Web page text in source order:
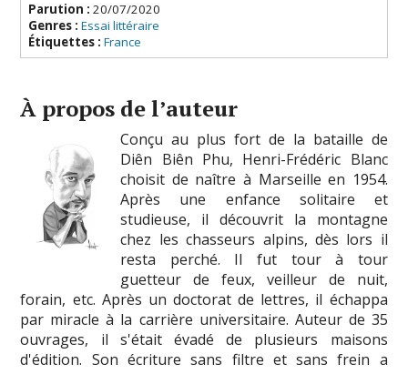
Parution : 20/07/2020
Genres : Essai littéraire
Étiquettes : France
À propos de l’auteur
Conçu au plus fort de la bataille de
Diên Biên Phu, Henri-Frédéric Blanc
choisit de naître à Marseille en 1954.
Après une enfance solitaire et
studieuse, il découvrit la montagne
chez les chasseurs alpins, dès lors il
resta perché. Il fut tour à tour
guetteur de feux, veilleur de nuit,
forain, etc. Après un doctorat de lettres, il échappa
par miracle à la carrière universitaire. Auteur de 35
ouvrages, il s'était évadé de plusieurs maisons
d'édition. Son écriture sans filtre et sans frein a